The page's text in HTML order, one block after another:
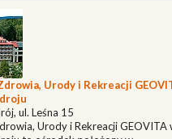
Urody i Rekreacji
ul. Leśna 15
Urody i Rekreacji GEOVITA